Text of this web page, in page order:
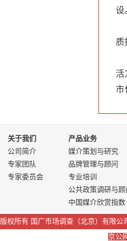
设
质
活
市
关于我们
公司简介
专家团队
专家委员会
产品业务
媒介策划与研究
品牌管理与顾问
专业培训
公共政策调研与顾
中国媒介欣赏指数
版权所有 国广市场调查（北京）有限
京公